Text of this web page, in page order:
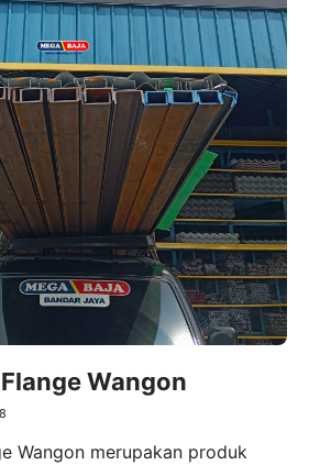
Wangon
Wangon merupakan produk